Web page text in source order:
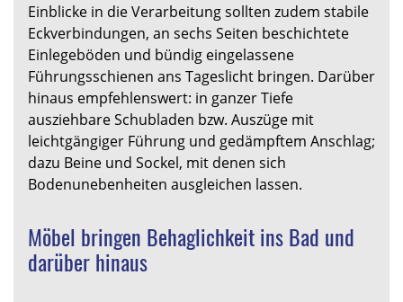
Einblicke in die Verarbeitung sollten zudem stabile
Eckverbindungen, an sechs Seiten beschichtete
Einlegeböden und bündig eingelassene
Führungsschienen ans Tageslicht bringen. Darüber
hinaus empfehlenswert: in ganzer Tiefe
ausziehbare Schubladen bzw. Auszüge mit
leichtgängiger Führung und gedämpftem Anschlag;
dazu Beine und Sockel, mit denen sich
Bodenunebenheiten ausgleichen lassen.
Möbel bringen Behaglichkeit ins Bad und
darüber hinaus